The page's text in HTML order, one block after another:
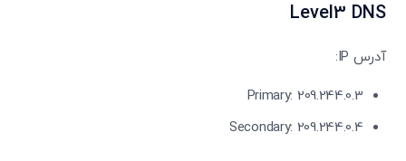
Level3 DNS
آدرس IP:
Primary: 209.244.0.3
Secondary: 209.244.0.4